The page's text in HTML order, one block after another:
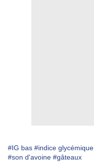
#IG bas #indice glycémique
#son d'avoine #gâteaux